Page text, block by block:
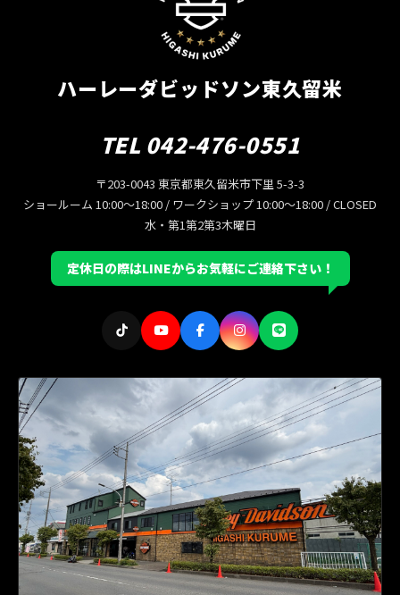
ハーレーダビッドソン東久留米
TEL 042-476-0551
〒203-0043 東京都東久留米市下里 5-3-3
ショールーム 10:00〜18:00 / ワークショップ 10:00〜18:00 / CLOSED
水・第1第2第3木曜日
定休日の際はLINEからお気軽にご連絡下さい！